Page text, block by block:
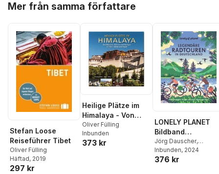
Mer från samma författare
Stefan Loose
Reiseführer Tibet
Oliver Fülling
Häftad, 2019
297 kr
Heilige Plätze im
Himalaya - Von
Klöstern, Göttern
und Heiligen in
Tibet, Indien und
Oliver Fülling
Inbunden
373 kr
LONELY PLANET
Bildband
Legendäre
Radtouren in
Deutschland
Jörg Dauscher,
Franziska Consolati
Mina Esfandiari
Inbunden, 2024
376 kr